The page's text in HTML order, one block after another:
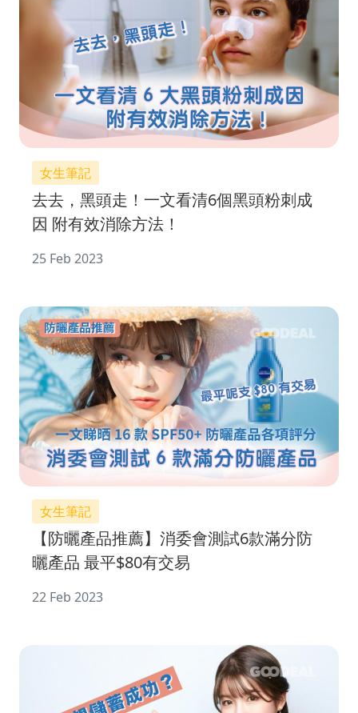
女生筆記
去去，黑頭走！一文看清6個黑頭粉刺成
因 附有效消除方法！
25 Feb 2023
女生筆記
【防曬產品推薦】消委會測試6款滿分防
曬產品 最平$80有交易
22 Feb 2023